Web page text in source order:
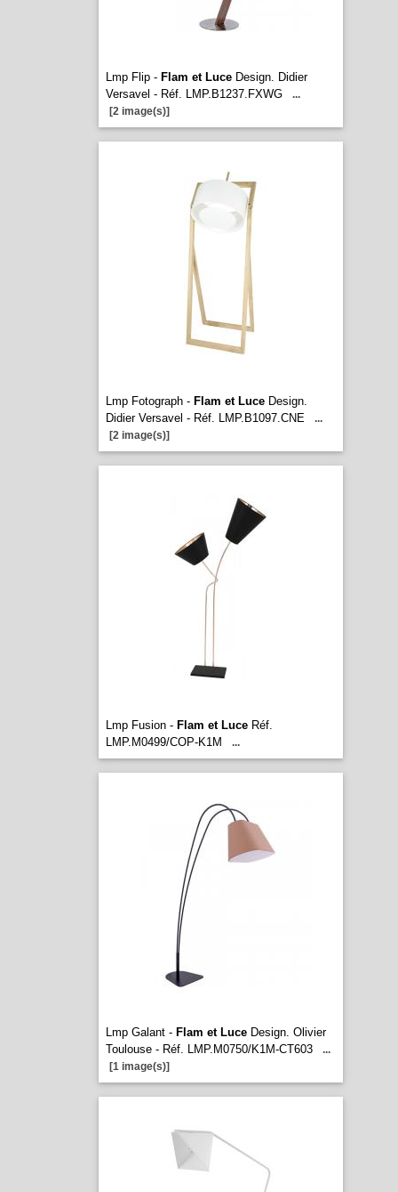
Lmp Flip - Flam et LuceDesign. Didier
Versavel - Réf. LMP.B1237.FXWG
...
[2 image(s)]
Lmp Fotograph - Flam et LuceDesign.
Didier Versavel - Réf. LMP.B1097.CNE
...
[2 image(s)]
Lmp Fusion - Flam et LuceRéf.
LMP.M0499/COP-K1M
...
Lmp Galant - Flam et LuceDesign. Olivier
Toulouse - Réf. LMP.M0750/K1M-CT603
...
[1 image(s)]